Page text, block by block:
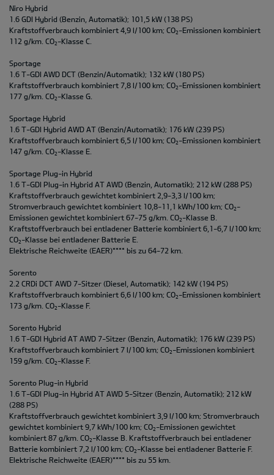
Niro Hybrid
1.6 GDI Hybrid (Benzin, Automatik); 101,5 kW (138 PS)
Kraftstoffverbrauch kombiniert 4,9 l/100 km; CO2 -Emissionen kombiniert
112 g/km. CO2 -Klasse C.
Sportage
1.6 T-GDI AWD DCT (Benzin/Automatik); 132 kW (180 PS)
Kraftstoffverbrauch kombiniert 7,8 l/100 km; CO2 -Emissionen kombiniert
177 g/km. CO2 -Klasse G.
Sportage Hybrid
1.6 T-GDI Hybrid AWD AT (Benzin/Automatik); 176 kW (239 PS)
Kraftstoffverbrauch kombiniert 6,5 l/100 km; CO2 -Emissionen kombiniert
147 g/km. CO2 -Klasse E.
Sportage Plug-in Hybrid
1.6 T-GDI Plug-in Hybrid AT AWD (Benzin, Automatik); 212 kW (288 PS)
Kraftstoffverbrauch gewichtet kombiniert 2,9-3,3 l/100 km;
Stromverbrauch gewichtet kombiniert 10,8-11,1 kWh/100 km; CO2 -
Emissionen gewichtet kombiniert 67-75 g/km. CO2 -Klasse B.
Kraftstoffverbrauch bei entladener Batterie kombiniert 6,1-6,7 l/100 km;
CO2 -Klasse bei entladener Batterie E.
Elektrische Reichweite (EAER)**** bis zu 64-72 km.
Sorento
2.2 CRDi DCT AWD 7-Sitzer (Diesel, Automatik); 142 kW (194 PS)
Kraftstoffverbrauch kombiniert 6,6 l/100 km; CO2 -Emissionen kombiniert
173 g/km. CO2 -Klasse F.
Sorento Hybrid
1.6 T-GDI Hybrid AT AWD 7-Sitzer (Benzin, Automatik); 176 kW (239 PS)
Kraftstoffverbrauch kombiniert 7 l/100 km; CO2 -Emissionen kombiniert
159 g/km. CO2 -Klasse F.
Sorento Plug-in Hybrid
1.6 T-GDI Plug-in Hybrid AT AWD 5-Sitzer (Benzin, Automatik); 212 kW
(288 PS)
Kraftstoffverbrauch gewichtet kombiniert 3,9 l/100 km; Stromverbrauch
gewichtet kombiniert 9,7 kWh/100 km; CO2 -Emissionen gewichtet
kombiniert 87 g/km. CO2 -Klasse B. Kraftstoffverbrauch bei entladener
Batterie kombiniert 7,2 l/100 km; CO2 -Klasse bei entladener Batterie F.
Elektrische Reichweite (EAER)**** bis zu 55 km.